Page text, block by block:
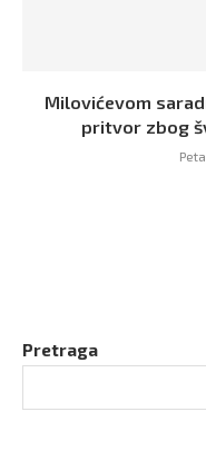
Milovićevom
pritvor zbog
Pretraga